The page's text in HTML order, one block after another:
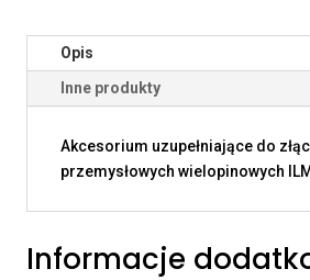
Opis
Inne produkty
Akcesorium uzupełniające do
przemysłowych wielopinowych
Informacje